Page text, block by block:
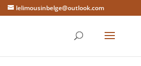
lelimousinbelge@outlook.com